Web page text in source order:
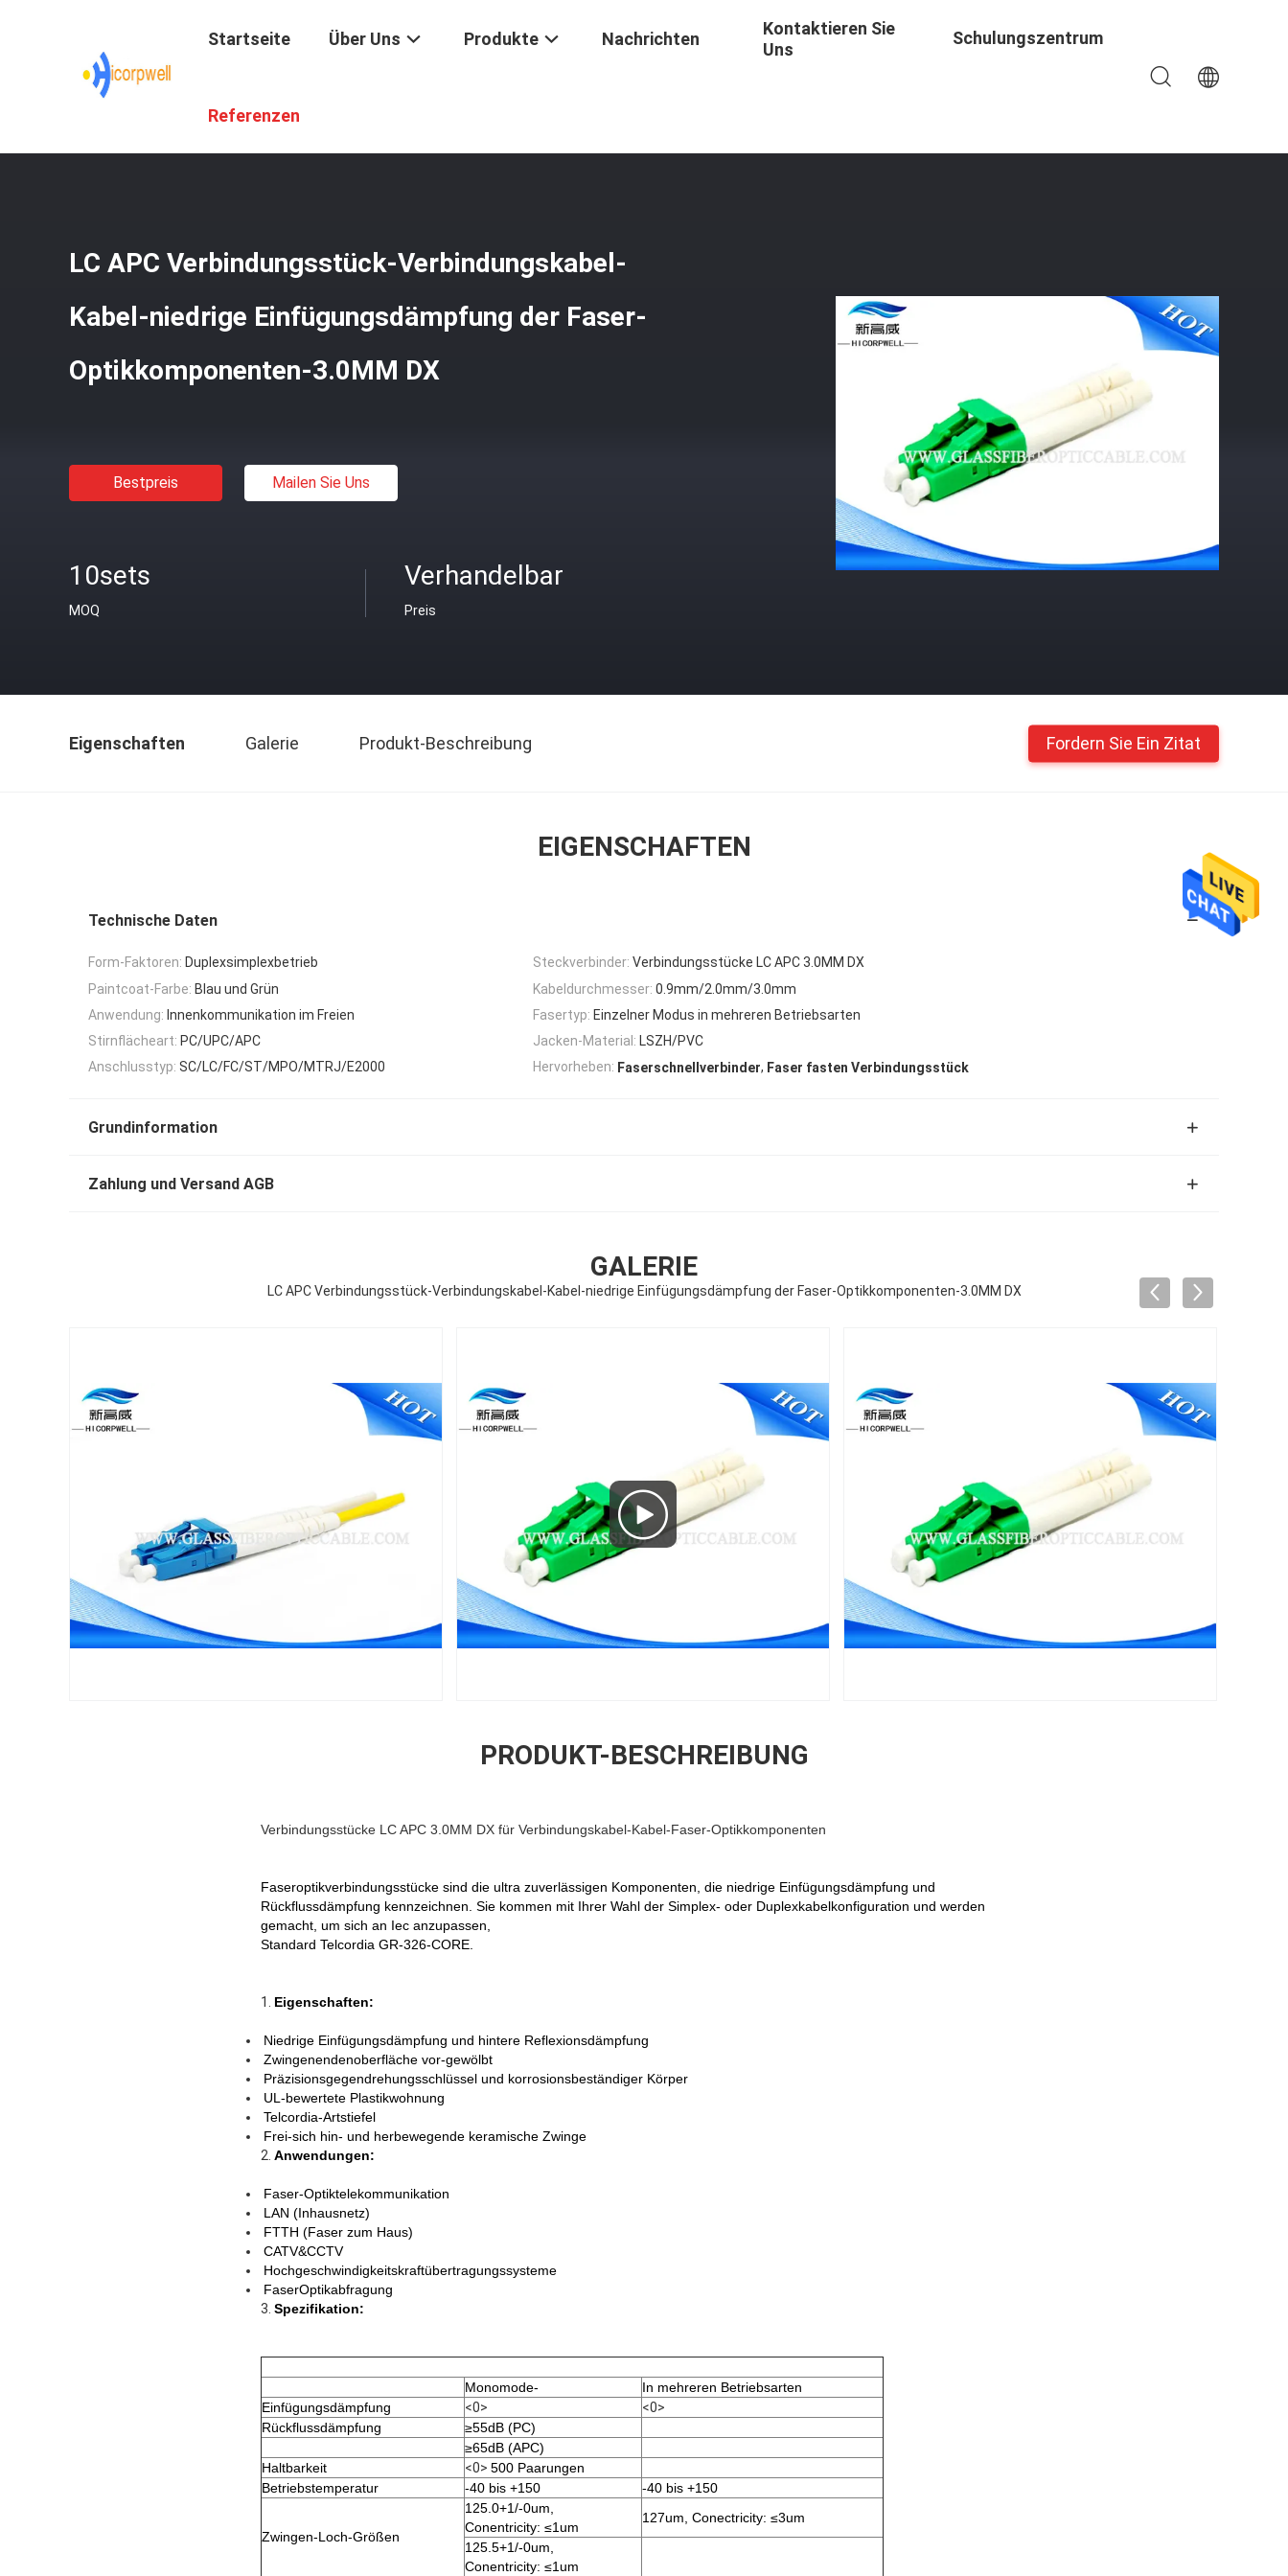
Startseite Über Uns Produkte Nachrichten
Kontaktieren Sie
Uns
Schulungszentrum
Referenzen
LC APC Verbindungsstück-Verbindungskabel-
Kabel-niedrige Einfügungsdämpfung der Faser-
Optikkomponenten-3.0MM DX
Bestpreis Mailen Sie Uns
10sets
MOQ
Verhandelbar
Preis
Eigenschaften Galerie Produkt-Beschreibung Fordern Sie Ein Zitat
EIGENSCHAFTEN
Technische Daten
Form-Faktoren: Duplexsimplexbetrieb Steckverbinder: Verbindungsstücke LC APC 3.0MM DX
Paintcoat-Farbe: Blau und Grün Kabeldurchmesser: 0.9mm/2.0mm/3.0mm
Anwendung: Innenkommunikation im Freien Fasertyp: Einzelner Modus in mehreren Betriebsarten
Stirnflächeart: PC/UPC/APC Jacken-Material: LSZH/PVC
Anschlusstyp: SC/LC/FC/ST/MPO/MTRJ/E2000 Hervorheben: Faserschnellverbinder, Faser fasten Verbindungsstück
Grundinformation
Zahlung und Versand AGB
GALERIE
LC APC Verbindungsstück-Verbindungskabel-Kabel-niedrige Einfügungsdämpfung der Faser-Optikkomponenten-3.0MM DX
PRODUKT-BESCHREIBUNG
Verbindungsstücke LC APC 3.0MM DX für Verbindungskabel-Kabel-Faser-Optikkomponenten
Faseroptikverbindungsstücke sind die ultra zuverlässigen Komponenten, die niedrige Einfügungsdämpfung und
Rückflussdämpfung kennzeichnen. Sie kommen mit Ihrer Wahl der Simplex- oder Duplexkabelkonfiguration und werden
gemacht, um sich an Iec anzupassen,
Standard Telcordia GR-326-CORE.
1. Eigenschaften:
Niedrige Einfügungsdämpfung und hintere Reflexionsdämpfung
Zwingenendenoberfläche vor-gewölbt
Präzisionsgegendrehungsschlüssel und korrosionsbeständiger Körper
UL-bewertete Plastikwohnung
Telcordia-Artstiefel
Frei-sich hin- und herbewegende keramische Zwinge
2. Anwendungen:
Faser-Optiktelekommunikation
LAN (Inhausnetz)
FTTH (Faser zum Haus)
CATV&CCTV
Hochgeschwindigkeitskraftübertragungssysteme
FaserOptikabfragung
3. Spezifikation:
Monomode-
In mehreren Betriebsarten
Einfügungsdämpfung
<0>
<0>
Rückflussdämpfung
≥55dB (PC)
≥65dB (APC)
Haltbarkeit
<0> 500 Paarungen
Betriebstemperatur
-40 bis +150 -40 bis +150
Zwingen-Loch-Größen
125.0+1/-0um,
Conentricity: ≤1um
127um, Conectricity: ≤3um
125.5+1/-0um,
Conentricity: ≤1um